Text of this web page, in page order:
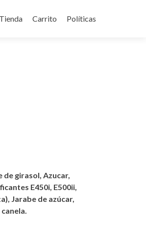
Tienda Carrito Políticas
de girasol, Azucar,
E450i, E500ii,
Jarabe de azúcar,